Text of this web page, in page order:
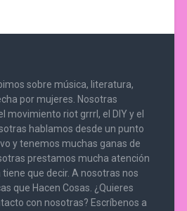
sobre música, literatura,
por mujeres. Nosotras
movimiento riot grrrl, el DIY y el
hablamos desde un punto
y tenemos muchas ganas de
prestamos mucha atención
tiene que decir. A nosotras nos
que Hacen Cosas. ¿Quieres
con nosotras? Escríbenos a